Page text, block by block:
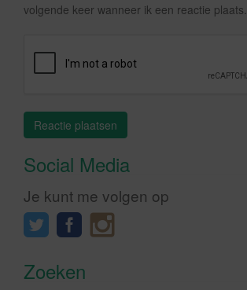
volgende keer wanneer ik een reactie plaats.
Social Media
Je kunt me volgen op
Zoeken